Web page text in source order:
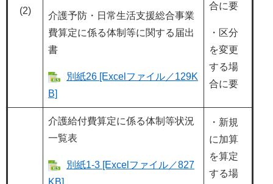
(2)
介護予防・日常生活支援総合事業
費算定に係る体制等に関する届出
書
別紙26 [Excelファイル／129K
B]
合に要
・区分
を変更
する場
合に要
介護給付費算定に係る体制等状況
一覧表
別紙1-3 [Excelファイル／827
KB]
・新規
に加算
を算定
する場